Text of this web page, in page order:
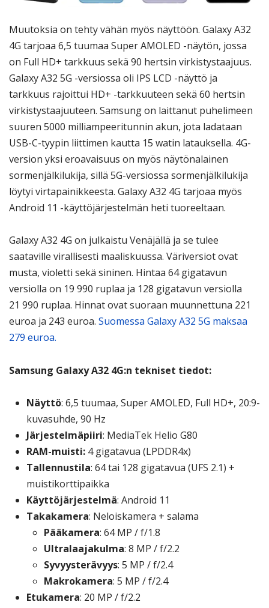
Muutoksia on tehty vähän myös näyttöön. Galaxy A32
4G tarjoaa 6,5 tuumaa Super AMOLED -näytön, jossa
on Full HD+ tarkkuus sekä 90 hertsin virkistystaajuus.
Galaxy A32 5G -versiossa oli IPS LCD -näyttö ja
tarkkuus rajoittui HD+ -tarkkuuteen sekä 60 hertsin
virkistystaajuuteen. Samsung on laittanut puhelimeen
suuren 5000 milliampeeritunnin akun, jota ladataan
USB-C-tyypin liittimen kautta 15 watin latauksella. 4G-
version yksi eroavaisuus on myös näytönalainen
sormenjälkilukija, sillä 5G-versiossa sormenjälkilukija
löytyi virtapainikkeesta. Galaxy A32 4G tarjoaa myös
Android 11 -käyttöjärjestelmän heti tuoreeltaan.
Galaxy A32 4G on julkaistu Venäjällä ja se tulee
saataville virallisesti maaliskuussa. Väriversiot ovat
musta, violetti sekä sininen. Hintaa 64 gigatavun
versiolla on 19 990 ruplaa ja 128 gigatavun versiolla
21 990 ruplaa. Hinnat ovat suoraan muunnettuna 221
euroa ja 243 euroa. Suomessa Galaxy A32 5G maksaa
279 euroa.
Samsung Galaxy A32 4G:n tekniset tiedot:
Näyttö: 6,5 tuumaa, Super AMOLED, Full HD+, 20:9-
kuvasuhde, 90 Hz
Järjestelmäpiiri: MediaTek Helio G80
RAM-muisti:4 gigatavua (LPDDR4x)
Tallennustila: 64 tai 128 gigatavua (UFS 2.1) +
muistikorttipaikka
Käyttöjärjestelmä: Android 11
Takakamera: Neloiskamera + salama
Pääkamera: 64 MP / f/1.8
Ultralaajakulma: 8 MP / f/2.2
Syvyysterävyys: 5 MP / f/2.4
Makrokamera: 5 MP / f/2.4
Etukamera: 20 MP / f/2.2